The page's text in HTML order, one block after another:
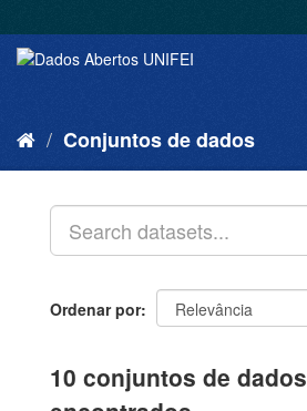
Conjuntos de dados
Ordenar por
10 conjuntos de dados